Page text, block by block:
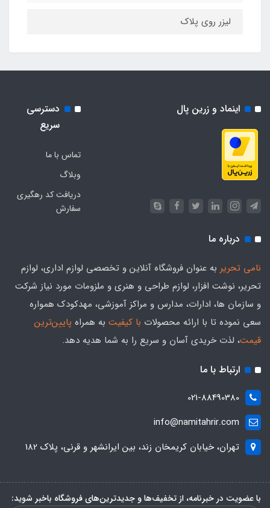
لیزر روی پلاک
اینماد و زرین پال
دسترسی
سریع
تماس با ما
وبلاگ
دریافت کد رهگیری
سفارش
درباره ما
نامی تحریر به عنوان فروشگاه آنلاین و تخصصی لوازم اداری، لوازم
تحریر، نوشت افزار، لوازم طراحی و هنری و ملزومات مورد نیاز شرکت
و سازمان ها، ادارات، مدارس و مراکز آموزشی، مهدکودک همواره
سعی نموده تا با ارائه محصولات با کیفیت به همراه پایین‌ترین
قیمت، لذت خریدی آسان و سریع را به شما هدیه‌ دهد.
ارتباط با ما
021-88490380
info@namitahrir.com
تهران، خیابان کریمخان زند، بین ایرانشهر و قرنی، پلاک 182
با عضویت در خبرنامه، از تخفیف‌ها و جدیدترین‌های فروشگاه باخبر شوید: